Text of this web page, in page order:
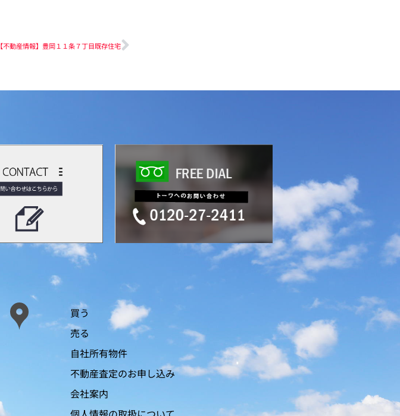
【不動産情報】豊岡１１条７丁目既存住宅
買う
売る
自社所有物件
不動産査定のお申し込み
会社案内